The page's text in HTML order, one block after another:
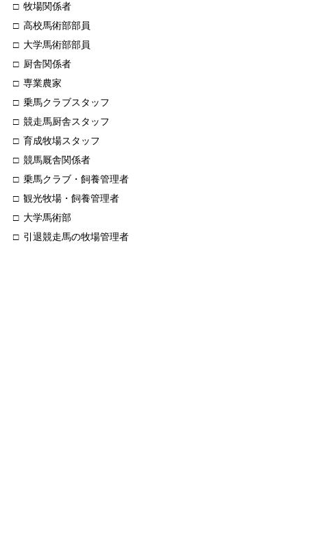
牧場関係者
高校馬術部部員
大学馬術部部員
厨舎関係者
専業農家
乗馬クラブスタッフ
競走馬厨舎スタッフ
育成牧場スタッフ
競馬厩舎関係者
乗馬クラブ・飼養管理者
観光牧場・飼養管理者
大学馬術部
引退競走馬の牧場管理者